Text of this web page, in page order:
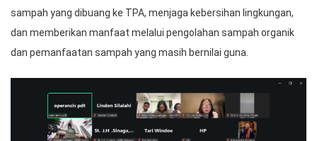
sampah yang dibuang ke TPA, menjaga kebersihan lingkungan,
dan memberikan manfaat melalui pengolahan sampah organik
dan pemanfaatan sampah yang masih bernilai guna.